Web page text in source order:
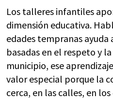
Los talleres infantiles
dimensión educativa.
edades tempranas
basadas en el respeto y
municipio, ese
valor especial porque la
cerca, en las calles, en